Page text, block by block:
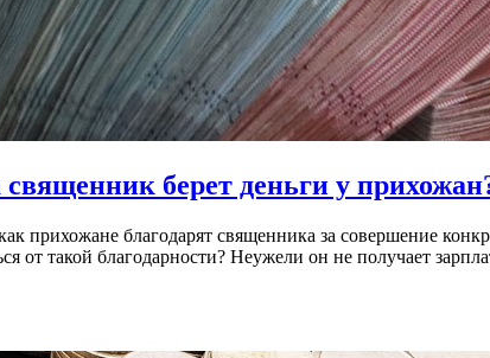
берет деньги у
прихожане благодарят священника за совершение
от такой благодарности? Неужели он не получает